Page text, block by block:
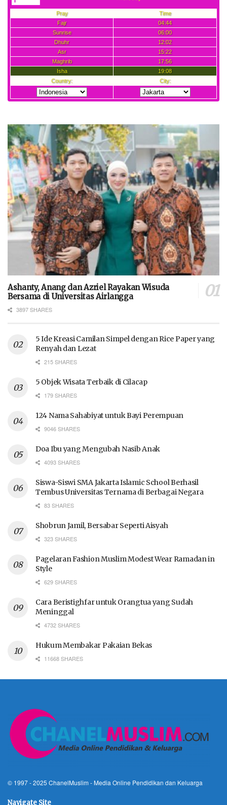
Ashanty, Anang dan Azriel Rayakan Wisuda
Bersama di Universitas Airlangga
3897 SHARES
5 Ide Kreasi Camilan Simpel dengan Rice Paper yang
Renyah dan Lezat
215 SHARES
5 Objek Wisata Terbaik di Cilacap
179 SHARES
124 Nama Sahabiyat untuk Bayi Perempuan
9046 SHARES
Doa Ibu yang Mengubah Nasib Anak
4093 SHARES
Siswa-Siswi SMA Jakarta Islamic School Berhasil
Tembus Universitas Ternama di Berbagai Negara
83 SHARES
Shobrun Jamil, Bersabar Seperti Aisyah
323 SHARES
Pagelaran Fashion Muslim Modest Wear Ramadan in
Style
629 SHARES
Cara Beristighfar untuk Orangtua yang Sudah
Meninggal
4732 SHARES
Hukum Membakar Pakaian Bekas
11668 SHARES
© 1997 - 2025 ChanelMuslim - Media Online Pendidikan dan Keluarga
Navigate Site